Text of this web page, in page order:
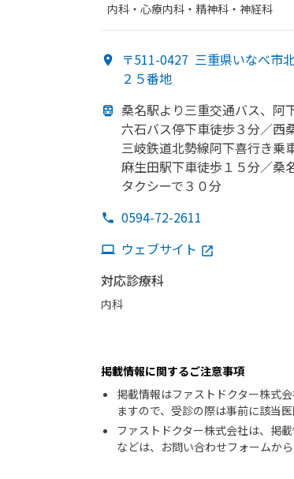
内科・​心療内科・​精神科・神経科
〒511-0427 三重県いなべ市
２５番地
桑名駅より三重交通バス、 阿
六石バス停下車徒歩３分／西
三岐鉄道北勢線阿下喜行き乗
麻生田駅下車徒歩１５分／桑
タクシーで３０分
0594-72-2611
ウェブサイト
対応診療科
内科
掲載情報に関するご注意事項
掲載情報はファストドクター株式
ますので、受診の際は事前に該当
ファストドクター株式会社は、掲
などは、お問い合わせフォームから